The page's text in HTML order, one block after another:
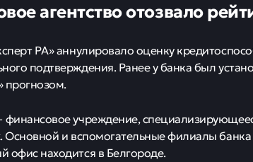
агентство отозвало
РА» аннулировало оценку
подтверждения. Ранее у банка был
прогнозом.
учреждение,
Основной и вспомогательные филиалы
офис находится в Белгороде.